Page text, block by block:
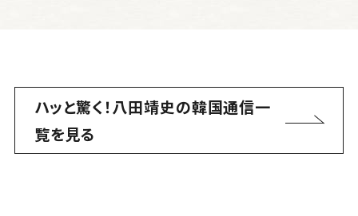
ハッと驚く！八田靖史の韓国通信一
覧を見る